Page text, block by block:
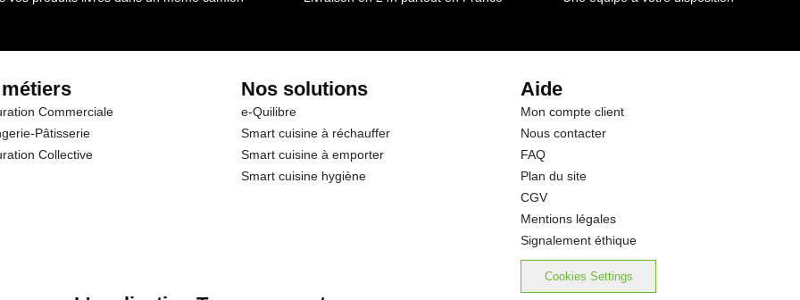
Commerciale
Pâtisserie
Collective
Nos solutions
e-Quilibre
Smart cuisine à réchauffer
Smart cuisine à emporter
Smart cuisine hygiène
Aide
Mon compte client
Nous contacter
FAQ
Plan du site
CGV
Mentions légales
Signalement éthique
Cookies Settings